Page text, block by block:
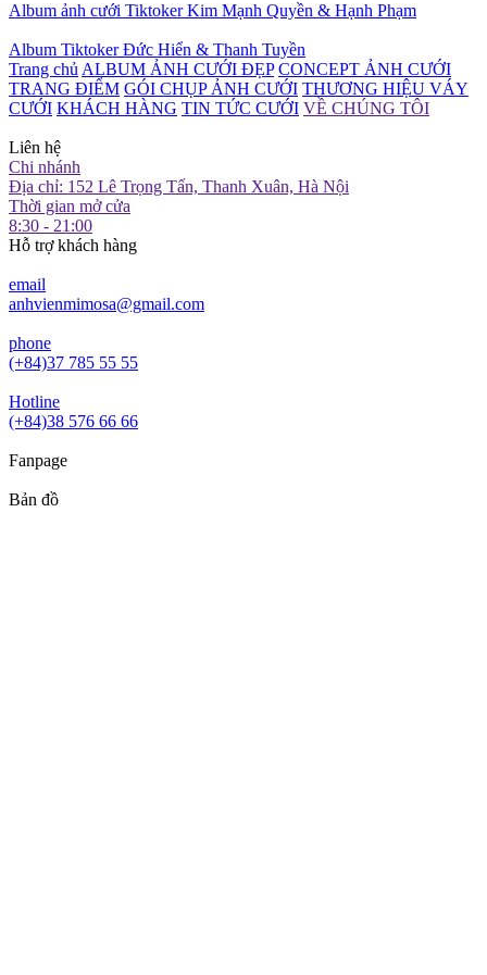
Album ảnh cưới Tiktoker Kim Mạnh Quyền & Hạnh Phạm
Album Tiktoker Đức Hiển & Thanh Tuyền
Trang chủ ALBUM ẢNH CƯỚI ĐẸP CONCEPT ẢNH CƯỚI
TRANG ĐIỂM GÓI CHỤP ẢNH CƯỚI THƯƠNG HIỆU VÁY
CƯỚI KHÁCH HÀNG TIN TỨC CƯỚI VỀ CHÚNG TÔI
Liên hệ
Chi nhánh
Địa chỉ: 152 Lê Trọng Tấn, Thanh Xuân, Hà Nội
Thời gian mở cửa
8:30 - 21:00
Hỗ trợ khách hàng
email
anhvienmimosa@gmail.com
phone
(+84)37 785 55 55
Hotline
(+84)38 576 66 66
Fanpage
Bản đồ